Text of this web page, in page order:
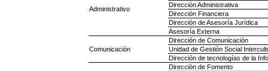
Administrativo
Dirección Administrativa
Dirección Financiera
Dirección de Asesoría Jurídica
Asesoría Externa
Comunicación
Dirección de Comunicación
Unidad de Gestión Social
Dirección de tecnologías de la
Dirección de Fomento